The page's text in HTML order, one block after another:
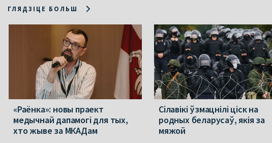
ГЛЯДЗІЦЕ БОЛЬШ
«Раёнка»: новы праект
медычнай дапамогі для тых,
хто жыве за МКАДам
Сілавікі ўзмацнілі ціск на
родных беларусаў, якія за
мяжой